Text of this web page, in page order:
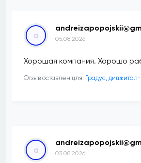
a 05.08.2026
Хорошая компания. Хорошо
Отзыв оставлен для: ​Градус,
a 03.08.2026